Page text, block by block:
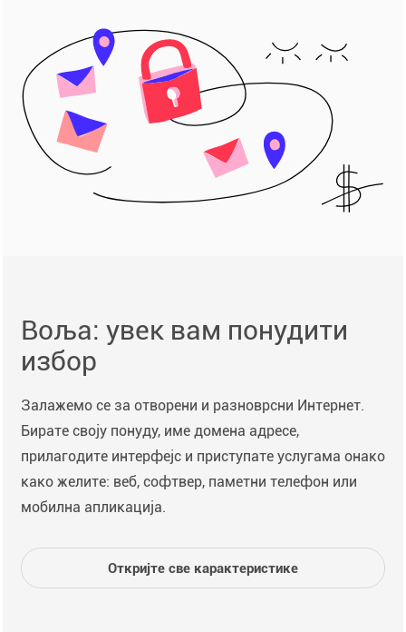
Воља: увек вам понудити
избор
Залажемо се за отворени и разноврсни Интернет.
Бирате своју понуду, име домена адресе,
прилагодите интерфејс и приступате услугама онако
како желите: веб, софтвер, паметни телефон или
мобилна апликација.
Откријте све карактеристике